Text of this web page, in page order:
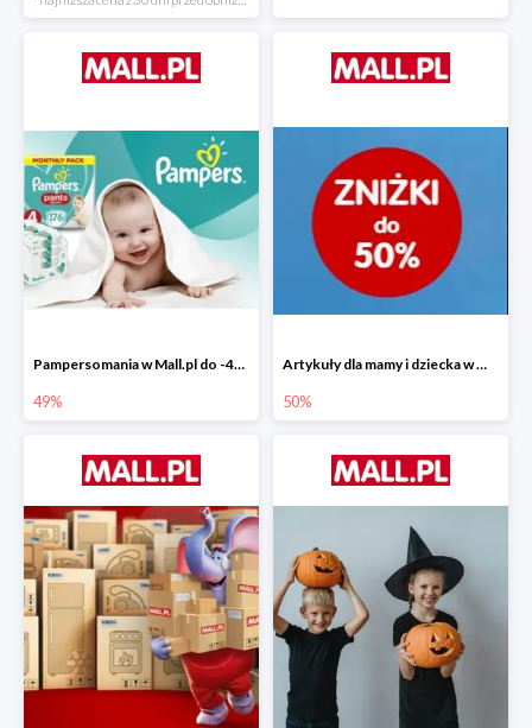
Pampersomania w Mall.pl do -49%
49%
Artykuły dla mamy i dziecka w Mall.pl do -50%
50%